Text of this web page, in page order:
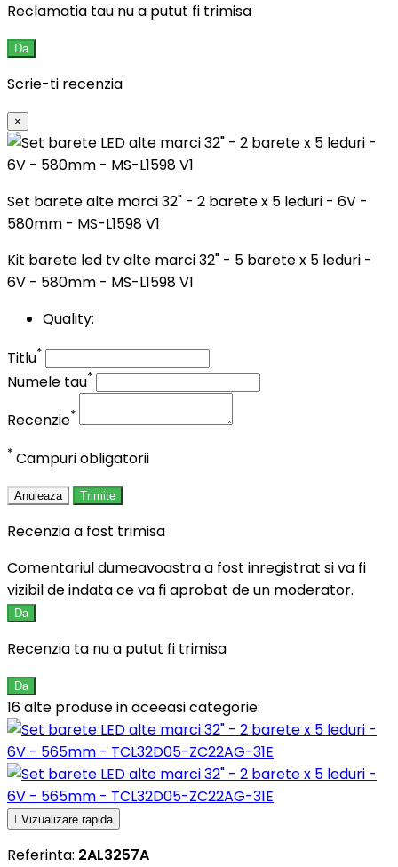
Reclamatia tau nu a putut fi trimisa
Da
Scrie-ti recenzia
×
Set barete alte marci 32" - 2 barete x 5 leduri - 6V -
580mm - MS-L1598 V1
Kit barete led tv alte marci 32" - 5 barete x 5 leduri -
6V - 580mm - MS-L1598 V1
Quality:
Titlu*
Numele tau*
Recenzie*
* Campuri obligatorii
Anuleaza Trimite
Recenzia a fost trimisa
Comentariul dumeavoastra a fost inregistrat si va fi
vizibil de indata ce va fi aprobat de un moderator.
Da
Recenzia ta nu a putut fi trimisa
Da
16 alte produse in aceeasi categorie:
Vizualizare rapida
Referinta: 2AL3257A